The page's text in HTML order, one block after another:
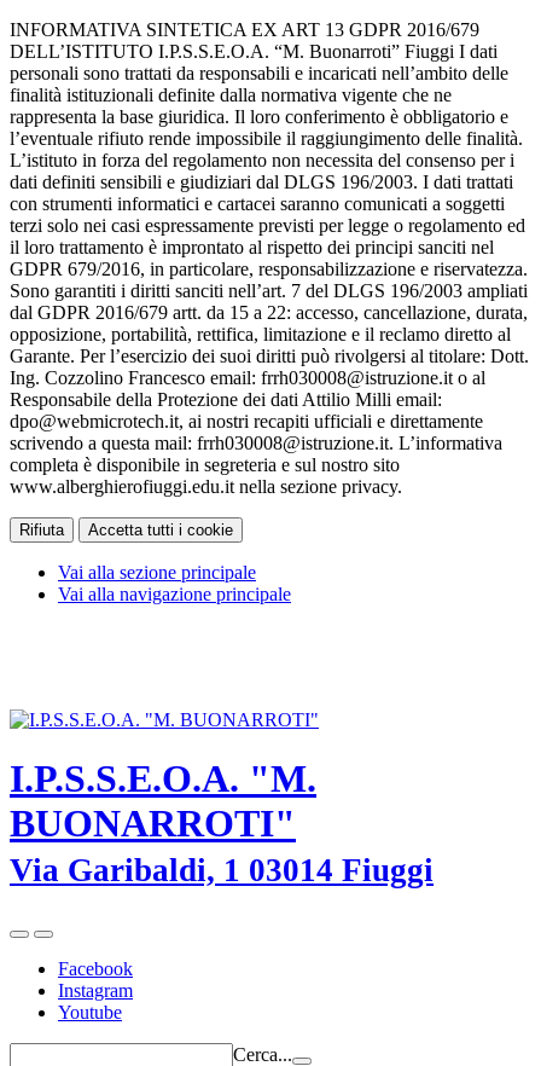
INFORMATIVA SINTETICA EX ART 13 GDPR 2016/679
DELL’ISTITUTO I.P.S.S.E.O.A. “M. Buonarroti” Fiuggi I dati
personali sono trattati da responsabili e incaricati nell’ambito delle
finalità istituzionali definite dalla normativa vigente che ne
rappresenta la base giuridica. Il loro conferimento è obbligatorio e
l’eventuale rifiuto rende impossibile il raggiungimento delle finalità.
L’istituto in forza del regolamento non necessita del consenso per i
dati definiti sensibili e giudiziari dal DLGS 196/2003. I dati trattati
con strumenti informatici e cartacei saranno comunicati a soggetti
terzi solo nei casi espressamente previsti per legge o regolamento ed
il loro trattamento è improntato al rispetto dei principi sanciti nel
GDPR 679/2016, in particolare, responsabilizzazione e riservatezza.
Sono garantiti i diritti sanciti nell’art. 7 del DLGS 196/2003 ampliati
dal GDPR 2016/679 artt. da 15 a 22: accesso, cancellazione, durata,
opposizione, portabilità, rettifica, limitazione e il reclamo diretto al
Garante. Per l’esercizio dei suoi diritti può rivolgersi al titolare: Dott.
Ing. Cozzolino Francesco email: frrh030008@istruzione.it o al
Responsabile della Protezione dei dati Attilio Milli email:
dpo@webmicrotech.it, ai nostri recapiti ufficiali e direttamente
scrivendo a questa mail: frrh030008@istruzione.it. L’informativa
completa è disponibile in segreteria e sul nostro sito
www.alberghierofiuggi.edu.it nella sezione privacy.
Rifiuta Accetta tutti i cookie
Vai alla sezione principale
Vai alla navigazione principale
I.P.S.S.E.O.A. "M.
BUONARROTI"
Via Garibaldi, 1 03014 Fiuggi
Facebook
Instagram
Youtube
Cerca...